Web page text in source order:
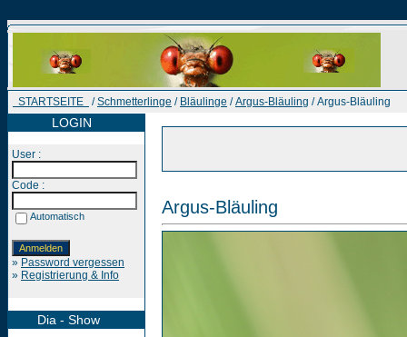
STARTSEITE /Schmetterlinge / Bläulinge /Argus-Bläuling / Argus-Bläuling
LOGIN
User :
Code :
Automatisch
» Password vergessen
» Registrierung & Info
Dia - Show
Argus-Bläuling